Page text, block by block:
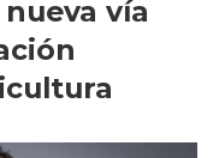
vía